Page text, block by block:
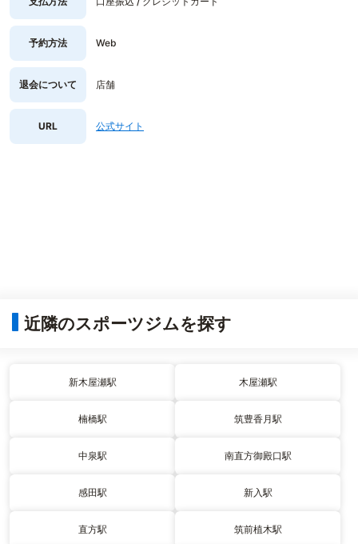
予約方法 Web
退会について 店舗
URL 公式サイト
近隣のスポーツジムを探す
新木屋瀬駅 木屋瀬駅
楠橋駅 筑豊香月駅
中泉駅 南直方御殿口駅
感田駅 新入駅
直方駅 筑前植木駅